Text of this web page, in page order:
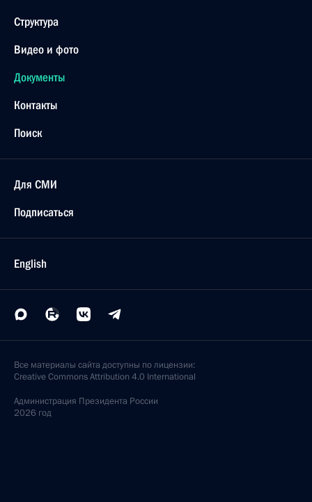
Структура
Видео и фото
Документы
Контакты
Поиск
Для СМИ
Подписаться
English
Все материалы сайта доступны по лицензии:
Creative Commons Attribution 4.0 International
Администрация Президента России
2026 год